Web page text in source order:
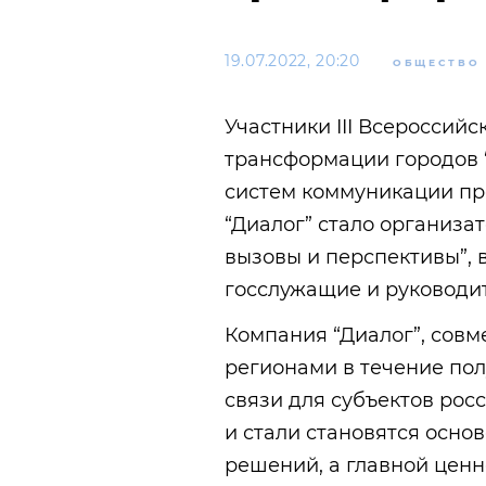
19.07.2022, 20:20 ОБЩЕСТВО
Участники III
трансформации городов
систем коммуникации
“Диалог” стало
вызовы и перспективы”,
госслужащие и
Компания “Диалог”,
регионами в течение
связи для субъектов
и стали становятся
решений, а главной